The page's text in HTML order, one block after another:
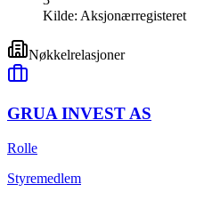
Kilde: Aksjonærregisteret
Nøkkelrelasjoner
GRUA INVEST AS
Rolle
Styremedlem